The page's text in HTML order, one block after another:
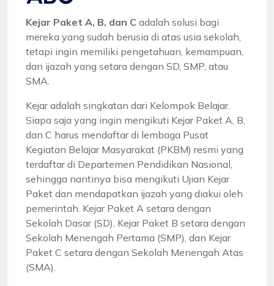
Kejar Paket A, B, dan C adalah solusi bagi
mereka yang sudah berusia di atas usia sekolah,
tetapi ingin memiliki pengetahuan, kemampuan,
dan ijazah yang setara dengan SD, SMP, atau
SMA.
Kejar adalah singkatan dari Kelompok Belajar.
Siapa saja yang ingin mengikuti Kejar Paket A, B,
dan C harus mendaftar di lembaga Pusat
Kegiatan Belajar Masyarakat (PKBM) resmi yang
terdaftar di Departemen Pendidikan Nasional,
sehingga nantinya bisa mengikuti Ujian Kejar
Paket dan mendapatkan ijazah yang diakui oleh
pemerintah. Kejar Paket A setara dengan
Sekolah Dasar (SD), Kejar Paket B setara dengan
Sekolah Menengah Pertama (SMP), dan Kejar
Paket C setara dengan Sekolah Menengah Atas
(SMA).